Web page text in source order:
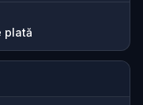
plată